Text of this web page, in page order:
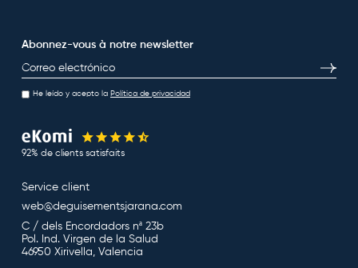
Abonnez-vous à notre newsletter
E-mail
He leído y acepto la Política de privacidad
92% de clients satisfaits
Service client
web@deguisementsjarana.com
C / dels Encordadors nª 23b
Pol. Ind. Virgen de la Salud
46950 Xirivella, Valencia